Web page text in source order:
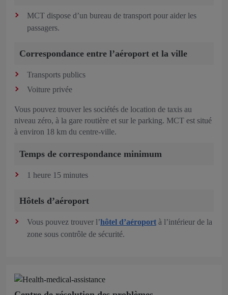
MCT dispose d’un bureau de transport pour aider les
passagers.
Correspondance entre l’aéroport et la ville
Transports publics
Voiture privée
Vous pouvez trouver les sociétés de location de taxis au
niveau zéro, à la gare routière et sur le parking. MCT est situé
à environ 18 km du centre-ville.
Temps de correspondance minimum
1 heure 15 minutes
Hôtels d’aéroport
Vous pouvez trouver l’hôtel d’aéroport à l’intérieur de la
zone sous contrôle de sécurité.